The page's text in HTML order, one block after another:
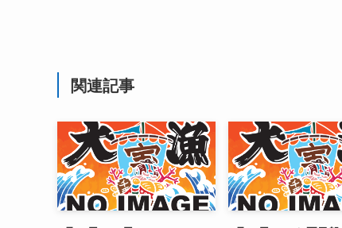
関連記事